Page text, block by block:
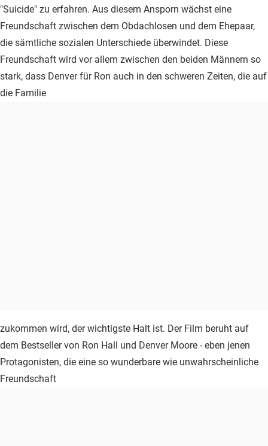
"Suicide" zu erfahren. Aus diesem Ansporn wächst eine
Freundschaft zwischen dem Obdachlosen und dem Ehepaar,
die sämtliche sozialen Unterschiede überwindet. Diese
Freundschaft wird vor allem zwischen den beiden Männern so
stark, dass Denver für Ron auch in den schweren Zeiten, die auf
die Familie
zukommen wird, der wichtigste Halt ist. Der Film beruht auf
dem Bestseller von Ron Hall und Denver Moore - eben jenen
Protagonisten, die eine so wunderbare wie unwahrscheinliche
Freundschaft